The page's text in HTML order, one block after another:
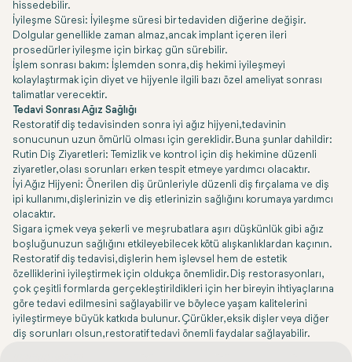
hissedebilir.
İyileşme Süresi: İyileşme süresi bir tedaviden diğerine değişir.
Dolgular genellikle zaman almaz, ancak implant içeren ileri
prosedürler iyileşme için birkaç gün sürebilir.
İşlem sonrası bakım: İşlemden sonra, diş hekimi iyileşmeyi
kolaylaştırmak için diyet ve hijyenle ilgili bazı özel ameliyat sonrası
talimatlar verecektir.
Tedavi Sonrası Ağız Sağlığı
Restoratif diş tedavisinden sonra iyi ağız hijyeni, tedavinin
sonucunun uzun ömürlü olması için gereklidir. Buna şunlar dahildir:
Rutin Diş Ziyaretleri: Temizlik ve kontrol için diş hekimine düzenli
ziyaretler, olası sorunları erken tespit etmeye yardımcı olacaktır.
İyi Ağız Hijyeni: Önerilen diş ürünleriyle düzenli diş fırçalama ve diş
ipi kullanımı, dişlerinizin ve diş etlerinizin sağlığını korumaya yardımcı
olacaktır.
Sigara içmek veya şekerli ve meşrubatlara aşırı düşkünlük gibi ağız
boşluğunuzun sağlığını etkileyebilecek kötü alışkanlıklardan kaçının.
Restoratif diş tedavisi, dişlerin hem işlevsel hem de estetik
özelliklerini iyileştirmek için oldukça önemlidir. Diş restorasyonları,
çok çeşitli formlarda gerçekleştirildikleri için her bireyin ihtiyaçlarına
göre tedavi edilmesini sağlayabilir ve böylece yaşam kalitelerini
iyileştirmeye büyük katkıda bulunur. Çürükler, eksik dişler veya diğer
diş sorunları olsun, restoratif tedavi önemli faydalar sağlayabilir.